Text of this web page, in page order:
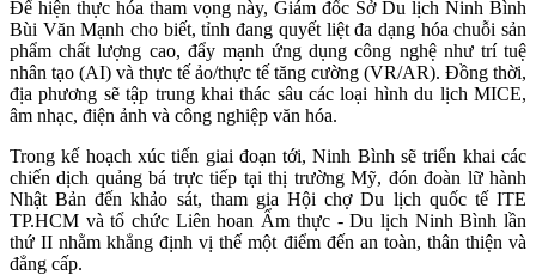
Để hiện thực hóa tham vọng này, Giám đốc Sở Du lịch Ninh Bình
Bùi Văn Mạnh cho biết, tỉnh đang quyết liệt đa dạng hóa chuỗi sản
phẩm chất lượng cao, đẩy mạnh ứng dụng công nghệ như trí tuệ
nhân tạo (AI) và thực tế ảo/thực tế tăng cường (VR/AR). Đồng thời,
địa phương sẽ tập trung khai thác sâu các loại hình du lịch MICE,
âm nhạc, điện ảnh và công nghiệp văn hóa.
Trong kế hoạch xúc tiến giai đoạn tới, Ninh Bình sẽ triển khai các
chiến dịch quảng bá trực tiếp tại thị trường Mỹ, đón đoàn lữ hành
Nhật Bản đến khảo sát, tham gia Hội chợ Du lịch quốc tế ITE
TP.HCM và tổ chức Liên hoan Ẩm thực - Du lịch Ninh Bình lần
thứ II nhằm khẳng định vị thế một điểm đến an toàn, thân thiện và
đẳng cấp.